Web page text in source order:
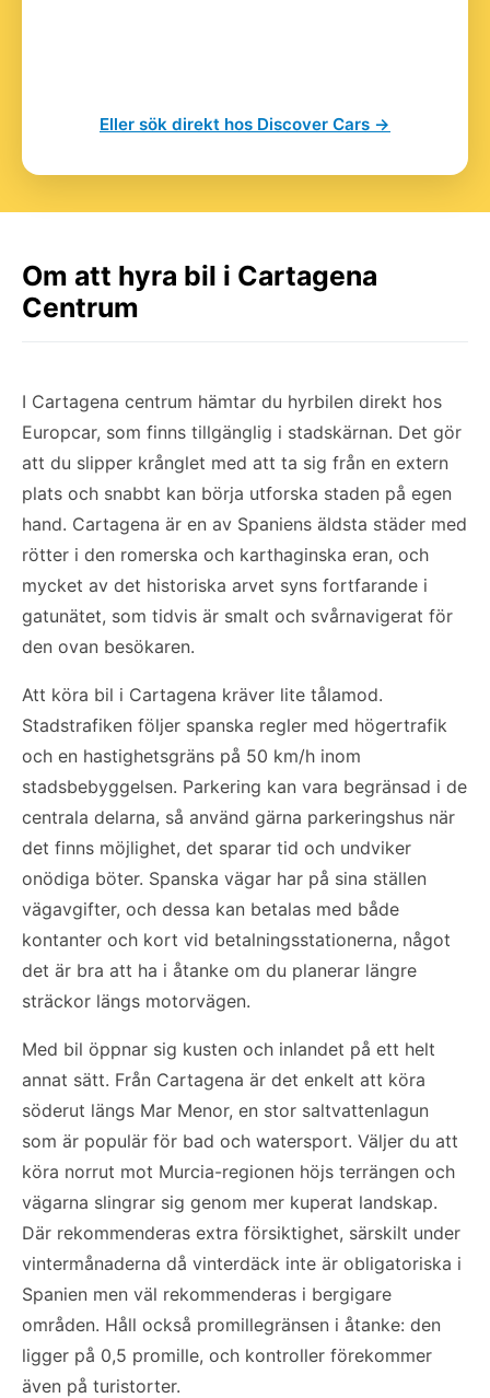
Eller sök direkt hos Discover Cars →
Om att hyra bil i Cartagena
Centrum
I Cartagena centrum hämtar du hyrbilen direkt hos
Europcar, som finns tillgänglig i stadskärnan. Det gör
att du slipper krånglet med att ta sig från en extern
plats och snabbt kan börja utforska staden på egen
hand. Cartagena är en av Spaniens äldsta städer med
rötter i den romerska och karthaginska eran, och
mycket av det historiska arvet syns fortfarande i
gatunätet, som tidvis är smalt och svårnavigerat för
den ovan besökaren.
Att köra bil i Cartagena kräver lite tålamod.
Stadstrafiken följer spanska regler med högertrafik
och en hastighetsgräns på 50 km/h inom
stadsbebyggelsen. Parkering kan vara begränsad i de
centrala delarna, så använd gärna parkeringshus när
det finns möjlighet, det sparar tid och undviker
onödiga böter. Spanska vägar har på sina ställen
vägavgifter, och dessa kan betalas med både
kontanter och kort vid betalningsstationerna, något
det är bra att ha i åtanke om du planerar längre
sträckor längs motorvägen.
Med bil öppnar sig kusten och inlandet på ett helt
annat sätt. Från Cartagena är det enkelt att köra
söderut längs Mar Menor, en stor saltvattenlagun
som är populär för bad och watersport. Väljer du att
köra norrut mot Murcia-regionen höjs terrängen och
vägarna slingrar sig genom mer kuperat landskap.
Där rekommenderas extra försiktighet, särskilt under
vintermånaderna då vinterdäck inte är obligatoriska i
Spanien men väl rekommenderas i bergigare
områden. Håll också promillegränsen i åtanke: den
ligger på 0,5 promille, och kontroller förekommer
även på turistorter.